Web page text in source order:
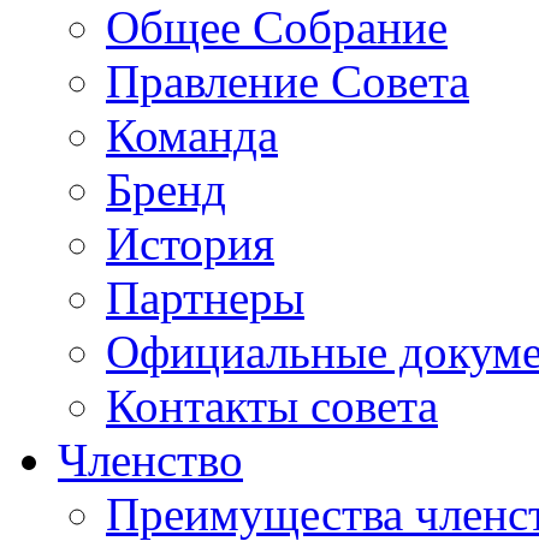
Общее Собрание
Правление Совета
Команда
Бренд
История
Партнеры
Официальные
Контакты совета
Членство
Преимущества